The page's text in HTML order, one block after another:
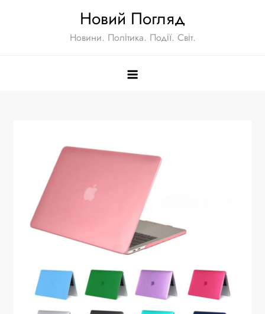
Новий Погляд
Новини. Політика. Події. Світ.